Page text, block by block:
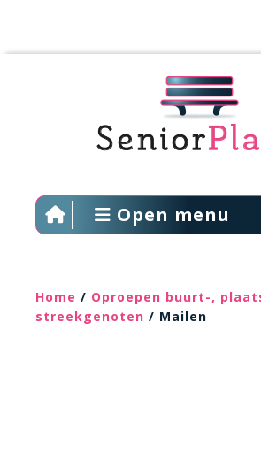
Open menu
Home / Oproepen buurt-,
streekgenoten / Mailen